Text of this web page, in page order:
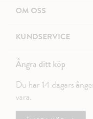
OM OSS
KUNDSERVICE
Ångra ditt köp
Du har 14 dagars
vara.